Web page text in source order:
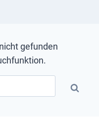
gefunden